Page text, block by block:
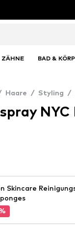
ZÄHNE BAD &
Haare / Styling /
Skincare